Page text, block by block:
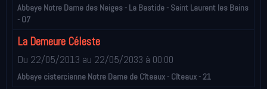
Abbaye Notre Dame des Neiges - La Bastide - Saint Laurent les Bains
- 07
La Demeure Céleste
Du 22/05/2013 au 22/05/2033 à 00:00
Abbaye cistercienne Notre Dame de Cîteaux - Cîteaux - 21